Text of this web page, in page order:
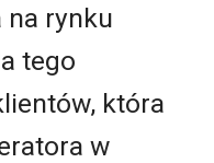
na rynku
tego
która
w